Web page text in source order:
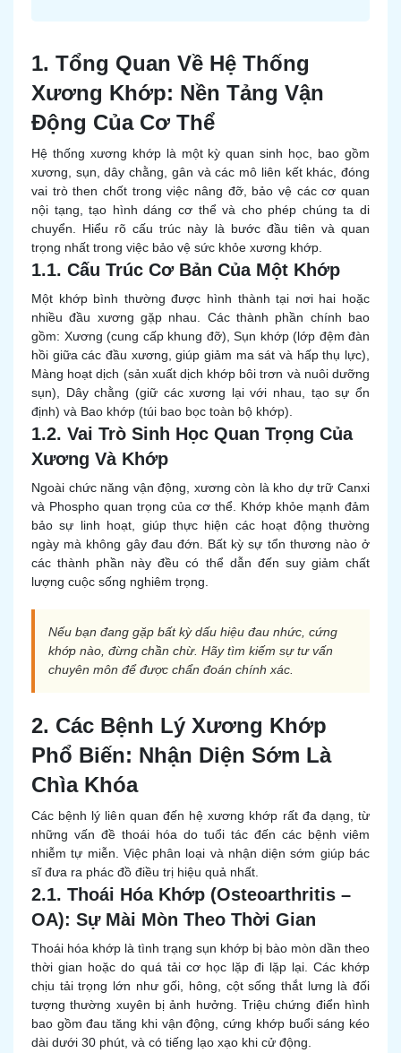
1. Tổng Quan Về Hệ Thống
Xương Khớp: Nền Tảng Vận
Động Của Cơ Thể
Hệ thống xương khớp là một kỳ quan sinh học, bao gồm
xương, sụn, dây chằng, gân và các mô liên kết khác, đóng
vai trò then chốt trong việc nâng đỡ, bảo vệ các cơ quan
nội tạng, tạo hình dáng cơ thể và cho phép chúng ta di
chuyển. Hiểu rõ cấu trúc này là bước đầu tiên và quan
trọng nhất trong việc bảo vệ sức khỏe xương khớp.
1.1. Cấu Trúc Cơ Bản Của Một Khớp
Một khớp bình thường được hình thành tại nơi hai hoặc
nhiều đầu xương gặp nhau. Các thành phần chính bao
gồm: Xương (cung cấp khung đỡ), Sụn khớp (lớp đệm đàn
hồi giữa các đầu xương, giúp giảm ma sát và hấp thụ lực),
Màng hoạt dịch (sản xuất dịch khớp bôi trơn và nuôi dưỡng
sụn), Dây chằng (giữ các xương lại với nhau, tạo sự ổn
định) và Bao khớp (túi bao bọc toàn bộ khớp).
1.2. Vai Trò Sinh Học Quan Trọng Của
Xương Và Khớp
Ngoài chức năng vận động, xương còn là kho dự trữ Canxi
và Phospho quan trọng của cơ thể. Khớp khỏe mạnh đảm
bảo sự linh hoạt, giúp thực hiện các hoạt động thường
ngày mà không gây đau đớn. Bất kỳ sự tổn thương nào ở
các thành phần này đều có thể dẫn đến suy giảm chất
lượng cuộc sống nghiêm trọng.
Nếu bạn đang gặp bất kỳ dấu hiệu đau nhức, cứng
khớp nào, đừng chần chừ. Hãy tìm kiếm sự tư vấn
chuyên môn để được chẩn đoán chính xác.
2. Các Bệnh Lý Xương Khớp
Phổ Biến: Nhận Diện Sớm Là
Chìa Khóa
Các bệnh lý liên quan đến hệ xương khớp rất đa dạng, từ
những vấn đề thoái hóa do tuổi tác đến các bệnh viêm
nhiễm tự miễn. Việc phân loại và nhận diện sớm giúp bác
sĩ đưa ra phác đồ điều trị hiệu quả nhất.
2.1. Thoái Hóa Khớp (Osteoarthritis –
OA): Sự Mài Mòn Theo Thời Gian
Thoái hóa khớp là tình trạng sụn khớp bị bào mòn dần theo
thời gian hoặc do quá tải cơ học lặp đi lặp lại. Các khớp
chịu tải trọng lớn như gối, hông, cột sống thắt lưng là đối
tượng thường xuyên bị ảnh hưởng. Triệu chứng điển hình
bao gồm đau tăng khi vận động, cứng khớp buổi sáng kéo
dài dưới 30 phút, và có tiếng lạo xạo khi cử động.